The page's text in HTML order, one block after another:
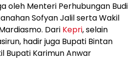
oleh Menteri Perhubungan Budi
Sofyan Jalil serta Wakil
Dari Kepri, selain
hadir juga Bupati Bintan
Bupati Karimun Anwar